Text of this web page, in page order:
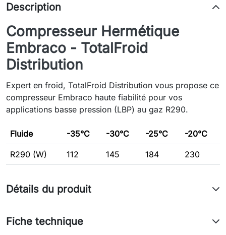
Description
Compresseur Hermétique
Embraco - TotalFroid
Distribution
Expert en froid, TotalFroid Distribution vous propose ce
compresseur Embraco haute fiabilité pour vos
applications basse pression (LBP) au gaz R290.
Fluide -35°C -30°C -25°C -20°C
R290 (W) 112 145 184 230
Détails du produit
Fiche technique